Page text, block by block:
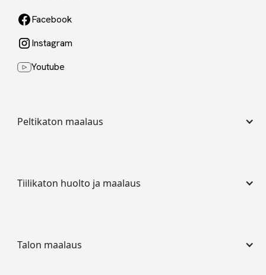
Facebook
Instagram
Youtube
Peltikaton maalaus
Tiilikaton huolto ja maalaus
Talon maalaus